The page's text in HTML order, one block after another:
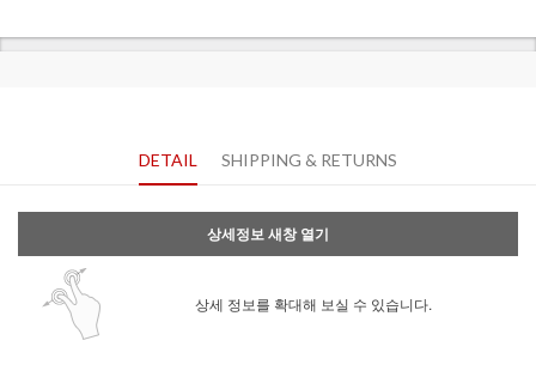
DETAIL SHIPPING & RETURNS
상세정보 새창 열기
상세 정보를 확대해 보실 수 있습니다.